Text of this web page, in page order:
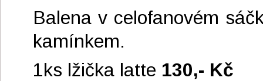
Balena v celofanovém
kamínkem.
1ks lžička latte 130,- Kč